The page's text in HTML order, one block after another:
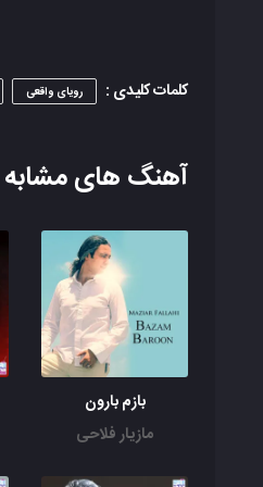
کلمات کلیدی : رویای واقعی
آهنگ های مشابه
بازم بارون
مازیار فلاحی